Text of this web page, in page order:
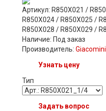
Артикул: R850X021 /
R850X024 / R850X025 /
R850X028 / R850X029 /
Наличие: Под заказ
Производитель: Giacomini
Узнать цену
Тип
Задать вопрос